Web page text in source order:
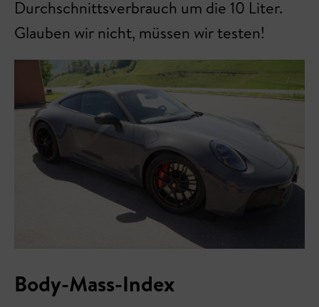
Durchschnittsverbrauch um die 10 Liter.
Glauben wir nicht, müssen wir testen!
Body-Mass-Index